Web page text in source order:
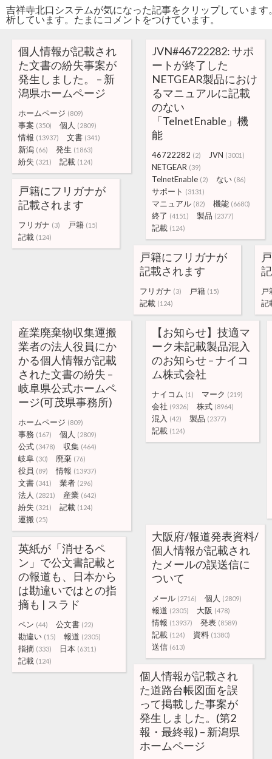
吉祥寺北口システムが気になった記事をクリップしていま
析しています。たまにコメントをつけています。
個人情報が記載され
た文書の紛失事案が
発生しました。 – 新
潟県ホームページ
ホームページ (809)
事案 (350) 個人 (2809)
情報 (13937) 文書 (341)
新潟 (66) 発生 (1863)
紛失 (321) 記載 (124)
JVN#46722282: サポ
ートが終了した
NETGEAR製品におけ
るマニュアルに記載
のない
「TelnetEnable」機
能
46722282 (2) JVN (3001)
NETGEAR (39)
TelnetEnable (2) ない (86)
サポート (3131)
マニュアル (82) 機能 (6680)
終了 (4151) 製品 (2377)
記載 (124)
戸籍にフリガナが
記載されます
フリガナ (3) 戸籍 (15)
記載 (124)
戸籍にフリガナが
記載されます
フリガナ (3) 戸籍 (15)
記載 (124)
戸
記
産業廃棄物収集運搬
業者の法人役員にか
かる個人情報が記載
された文書の紛失 –
岐阜県公式ホームペ
ージ(可茂県事務所)
ホームページ (809)
事務 (167) 個人 (2809)
公式 (3478) 収集 (464)
岐阜 (30) 廃棄 (76)
役員 (89) 情報 (13937)
文書 (341) 業者 (296)
法人 (2821) 産業 (642)
紛失 (321) 記載 (124)
運搬 (25)
【お知らせ】技適マ
ーク未記載製品混入
のお知らせ – ナイコ
ム株式会社
ナイコム (1) マーク (219)
会社 (9326) 株式 (8964)
混入 (42) 製品 (2377)
記載 (124)
大阪府/報道発表資料/
個人情報が記載され
たメールの誤送信に
ついて
メール (2716) 個人 (2809)
報道 (2305) 大阪 (478)
情報 (13937) 発表 (8589)
記載 (124) 資料 (1380)
送信 (613)
英紙が「消せるペ
ン」で公文書記載と
の報道も、日本から
は勘違いではとの指
摘も | スラド
ペン (44) 公文書 (22)
勘違い (15) 報道 (2305)
指摘 (333) 日本 (6311)
記載 (124)
個人情報が記載され
た道路台帳図面を誤
って掲載した事案が
発生しました。(第2
報・最終報) – 新潟県
ホームページ